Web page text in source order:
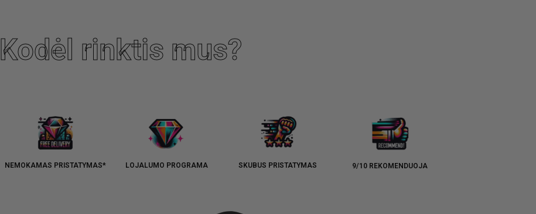
Kodėl rinktis mus?
NEMOKAMAS PRISTATYMAS* LOJALUMO PROGRAMA SKUBUS PRISTATYMAS 9/10 REKOMENDUOJA